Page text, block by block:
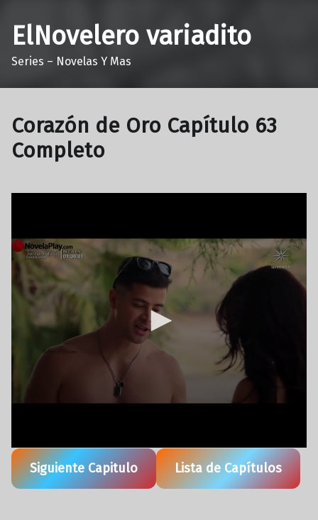
ElNovelero variadito
Series – Novelas Y Mas
Corazón de Oro Capítulo 63
Completo
Siguiente Capitulo Lista de Capítulos